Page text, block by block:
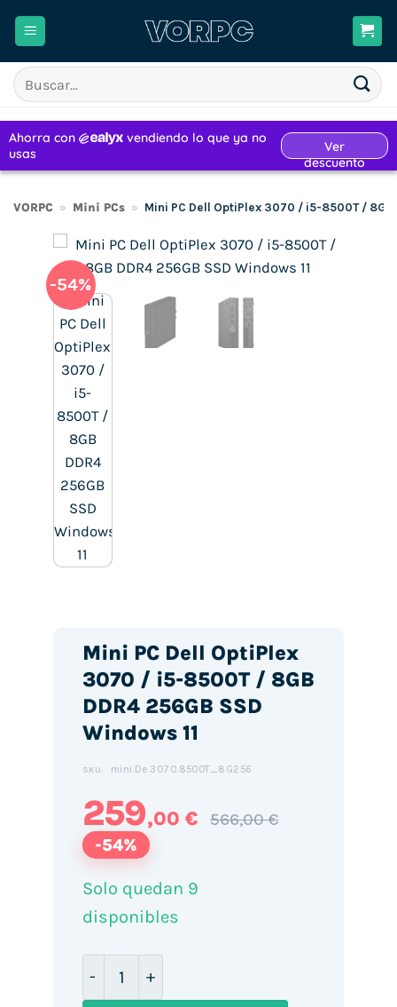
Buscar
por:
VORPC » Mini PCs » Mini PC Dell OptiPlex 3070 / i5-8500T / 8GB
-54%
Mini PC Dell OptiPlex
3070 / i5-8500T / 8GB
DDR4 256GB SSD
Windows 11
SKU: mini.De.3070.8500T_8G256
259,00 € 566,00 €
-54%
Solo quedan 9
disponibles